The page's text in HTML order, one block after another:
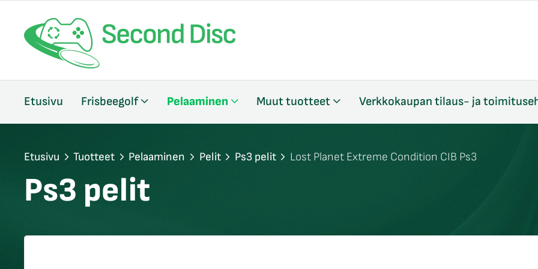
Etusivu Frisbeegolf Pelaaminen Muut tuotteet Verkkokaupan tilaus- ja
Etusivu Tuotteet Pelaaminen Pelit Ps3 pelit Lost Planet Extreme Condition CIB Ps3
Ps3 pelit
sulje
sulje
sulje